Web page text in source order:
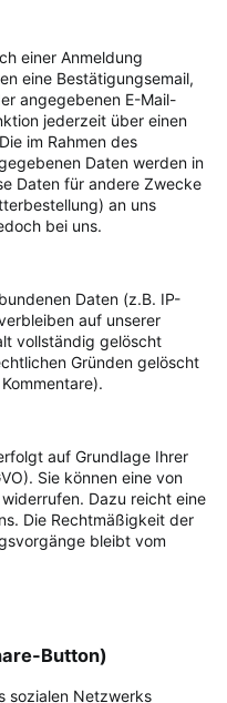
einer Anmeldung
eine Bestätigungsemail,
angegebenen E-Mail-
jederzeit über einen
im Rahmen des
Daten werden in
Daten für andere Zwecke
an uns
bei uns.
Daten (z.B. IP-
auf unserer
vollständig gelöscht
Gründen gelöscht
auf Grundlage Ihrer
Sie können eine von
Dazu reicht eine
Die Rechtmäßigkeit der
bleibt vom
Button)
sozialen Netzwerks